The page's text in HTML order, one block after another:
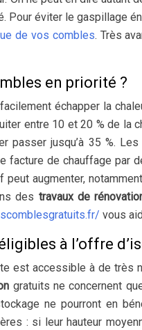
Pour éviter le gaspillage
de vos combles. Très
en priorité ?
échapper la
entre 10 et 20 % de la
passer jusqu’à 35 %.
facture de chauffage par
augmenter,
des travaux de
vous
à l’offre
est accessible à de très
gratuits ne concernent
ne pourront en
: si leur hauteur